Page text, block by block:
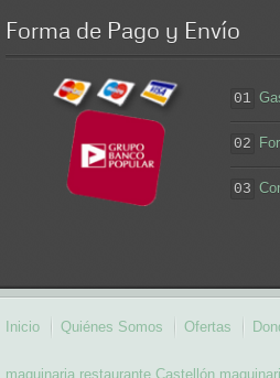
Forma de Pago y Envío
01
02
03
Inicio Quiénes Somos Ofertas
maquinaria restaurante Castellón